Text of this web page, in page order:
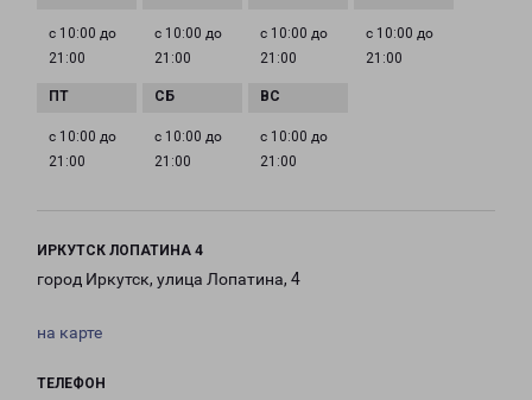
с 10:00 до
21:00
с 10:00 до
21:00
с 10:00 до
21:00
с 10:00 до
21:00
с 10:00 до
21:00
с 10:00 до
21:00
с 10:00 до
21:00
ИРКУТСК ЛОПАТИНА 4
город Иркутск, улица Лопатина, 4
на карте
ТЕЛЕФОН